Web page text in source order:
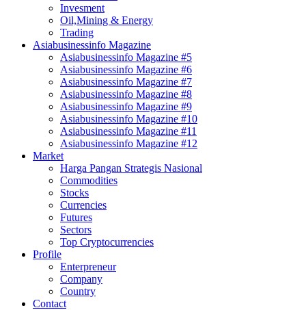
Invesment
Oil,Mining & Energy
Trading
Asiabusinessinfo Magazine
Asiabusinessinfo Magazine #5
Asiabusinessinfo Magazine #6
Asiabusinessinfo Magazine #7
Asiabusinessinfo Magazine #8
Asiabusinessinfo Magazine #9
Asiabusinessinfo Magazine #10
Asiabusinessinfo Magazine #11
Asiabusinessinfo Magazine #12
Market
Harga Pangan Strategis Nasional
Commodities
Stocks
Currencies
Futures
Sectors
Top Cryptocurrencies
Profile
Enterpreneur
Company
Country
Contact